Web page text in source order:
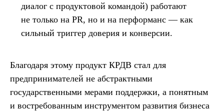
диалог с продуктовой командой) работают
не только на PR, но и на перформанс — как
сильный триггер доверия и конверсии.
Благодаря этому продукт КРДВ стал для
предпринимателей не абстрактными
государственными мерами поддержки, а понятным
и востребованным инструментом развития бизнеса